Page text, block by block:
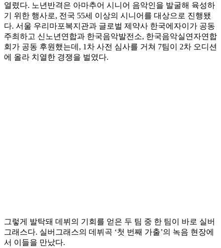
열렸다. 노년반격은 아마추어 시니어 음악인을 발굴해 육성하
기 위한 행사로, 전국 55세 이상의 시니어를 대상으로 진행됐
다. 서울 우리마포복지관과 글로벌 제약사 한국에자이가 공동
주최하고 신노년연합과 한국음악발전소, 한국음악실연자연합
회가 공동 후원했는데, 1차 사전 심사를 거쳐 7팀이 2차 오디션
에 올라 치열한 경쟁을 벌였다.
그렇게 발탁돼 데뷔의 기회를 얻은 두 팀 중 한 팀이 바로 실버
그래스다. 실버그래스의 데뷔곡 ‘첫 번째 가출’의 녹음 현장에
서 이들을 만났다.